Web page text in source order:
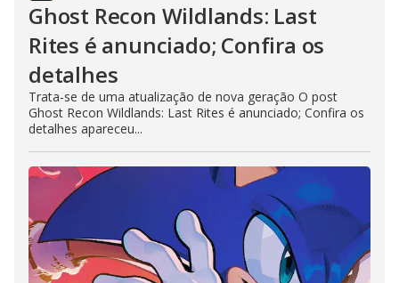
Ghost Recon Wildlands: Last
Rites é anunciado; Confira os
detalhes
Trata-se de uma atualização de nova geração O post
Ghost Recon Wildlands: Last Rites é anunciado; Confira os
detalhes apareceu...